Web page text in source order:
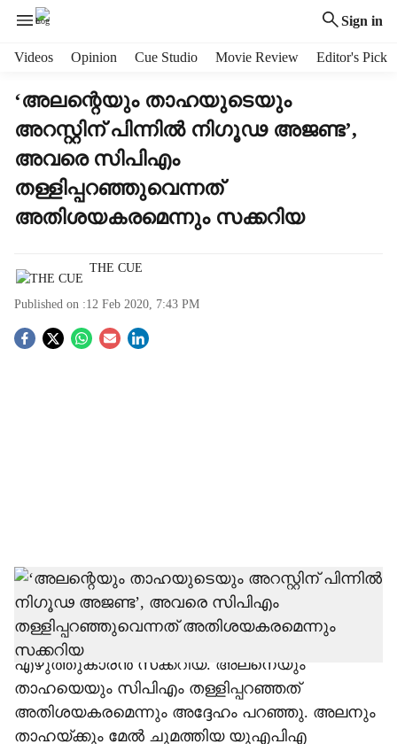
Sign in
Videos Opinion Cue Studio Movie Review Editor's Pick
‘അലന്റെയും താഹയുടെയും
അറസ്റ്റിന് പിന്നില്‍ നിഗൂഢ അജണ്ട’,
അവരെ സിപിഎം
തള്ളിപ്പറഞ്ഞുവെന്നത്
അതിശയകരമെന്നും സക്കറിയ
THE CUE
Published on :12 Feb 2020, 7:43 PM
S
h
a
r
e
യുഎപിഎ ചുമത്തി അലനെയും താഹയെയും
അറസ്റ്റ് ചെയ്തതിന് പിന്നില്‍ നിഗൂഢ
അജണ്ടയുണ്ടോയെന്ന് സംശയിക്കണമെന്ന്
എഴുത്തുകാരന്‍ സക്കറിയ. അലനെയും
താഹയെയും സിപിഎം തള്ളിപ്പറഞ്ഞത്
അതിശയകരമെന്നും അദ്ദേഹം പറഞ്ഞു. അലനും
താഹയ്ക്കും മേല്‍ ചുമത്തിയ യുഎപിഎ